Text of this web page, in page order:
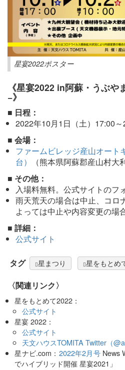
星宴2022ポスター
《星宴2022 in阿蘇・うぶや
−》
■ 日程：
2022年10月1日（土）17:00
■ 会場：
ファームビレッジ産山オート
台）
（熊本県阿蘇郡産山村大
■ その他：
入場料無料。公式サイトのフ
雨天荒天の場合は中止、コロ
よっては中止や内容変更の場
■ 詳細：
公式サイト
タグ 星まつり 星をもとめ
〈関連リンク〉
星をもとめて2022：
公式サイト
星宴 2022：
公式サイト
天文ハウスTOMITA Twitter（
星ナビ.com： 2022年2月号News
でハイブリッド開催 星宴2021」